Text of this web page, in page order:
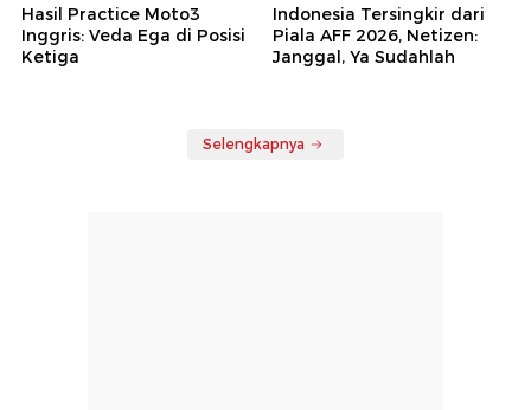
Hasil Practice Moto3
Inggris: Veda Ega di Posisi
Ketiga
Indonesia Tersingkir dari
Piala AFF 2026, Netizen:
Janggal, Ya Sudahlah
Selengkapnya